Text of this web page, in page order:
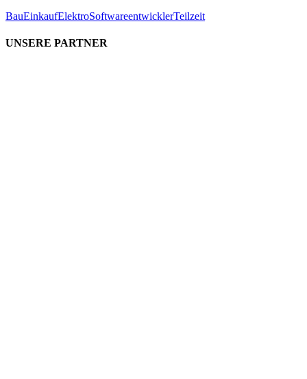
BauEinkaufElektroSoftwareentwicklerTeilzeit
UNSERE PARTNER